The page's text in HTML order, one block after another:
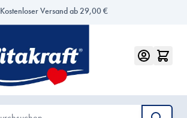
Kostenloser Versand ab 29,00 €